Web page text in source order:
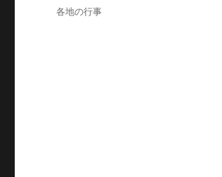
稿
カ
各地の行事